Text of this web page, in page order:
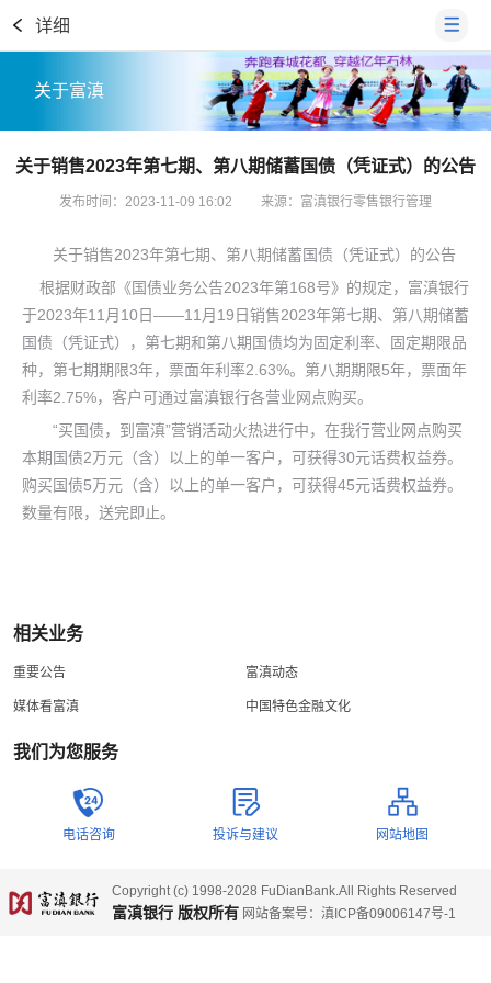
详细
关于富滇
关于销售2023年第七期、第八期储蓄国债（凭证式）的公告
发布时间：2023-11-09 16:02 来源：富滇银行零售银行管理
关于销售2023年第七期、第八期储蓄国债（凭证式）的公告
根据财政部《国债业务公告2023年第168号》的规定，富滇银行
于2023年11月10日——11月19日销售2023年第七期、第八期储蓄
国债（凭证式），第七期和第八期国债均为固定利率、固定期限品
种，第七期期限3年，票面年利率2.63%。第八期期限5年，票面年
利率2.75%，客户可通过富滇银行各营业网点购买。
“买国债，到富滇”营销活动火热进行中，在我行营业网点购买
本期国债2万元（含）以上的单一客户，可获得30元话费权益券。
购买国债5万元（含）以上的单一客户，可获得45元话费权益券。
数量有限，送完即止。
相关业务
重要公告 富滇动态
媒体看富滇 中国特色金融文化
我们为您服务
电话咨询 投诉与建议 网站地图
Copyright (c) 1998-2028 FuDianBank.All Rights Reserved
富滇银行 版权所有 网站备案号：滇ICP备09006147号-1